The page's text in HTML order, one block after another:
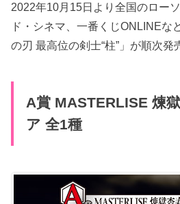
2022年10月15日より全国のロー
ド・シネマ、一番くじONLINEな
の刃 最高位の剣士“柱”」が順次発
A賞 MASTERLISE 煉
ア 全1種